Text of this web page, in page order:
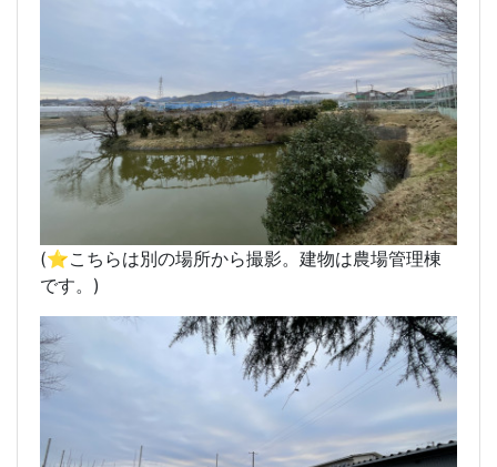
(⭐️こちらは別の場所から撮影。建物は農場管理棟
です。)